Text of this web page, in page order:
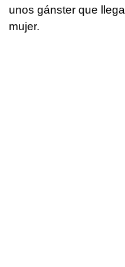
unos gánster que
mujer.